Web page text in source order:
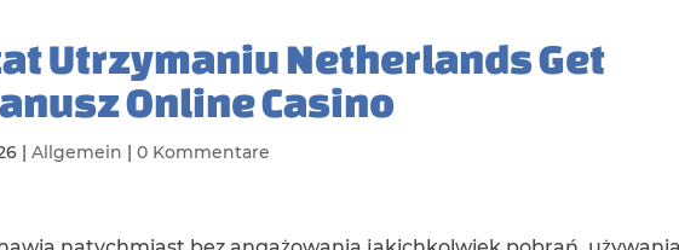
Utrzymaniu Netherlands Get
Online Casino
|Allgemein |0 Kommentare